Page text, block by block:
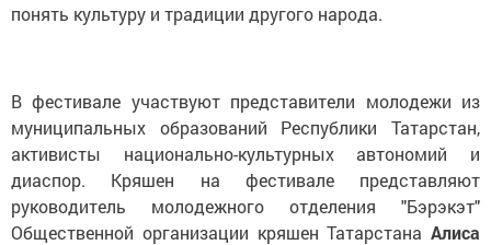
понять культуру и традиции другого народа.
В фестивале участвуют представители молодежи из
муниципальных образований Республики Татарстан,
активисты национально-культурных автономий и
диаспор. Кряшен на фестивале представляют
руководитель молодежного отделения "Бэрэкэт"
Общественной организации кряшен Татарстана Алиса